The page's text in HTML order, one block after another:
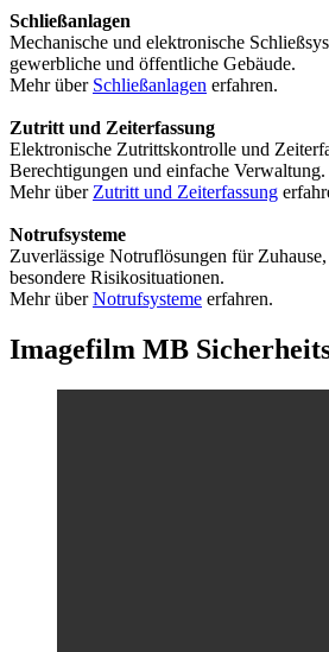
Schließanlagen
Mechanische und elektronische
gewerbliche und öffentliche Gebäude.
Mehr über Schließanlagen erfahren.
Zutritt und Zeiterfassung
Elektronische Zutrittskontrolle und
Berechtigungen und einfache Verwaltung.
Mehr über Zutritt und Zeiterfassung
Notrufsysteme
Zuverlässige Notruflösungen für
besondere Risikosituationen.
Mehr überNotrufsysteme erfahren.
Imagefilm MB